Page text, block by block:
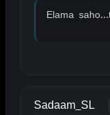
Elama
Sadaam_SL